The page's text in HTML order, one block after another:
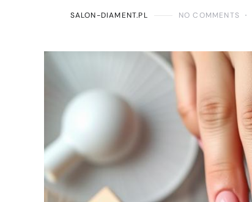
SALON-DIAMENT.PL NO COMMENTS